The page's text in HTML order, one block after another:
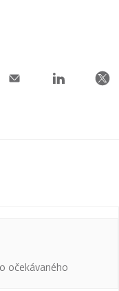
očekávaného